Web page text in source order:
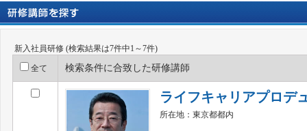
新入社員研修 (検索結果は7件中1～7件)
全て 検索条件に合致した研修講師
ライフキャリアプロデ
所在地：東京都都内